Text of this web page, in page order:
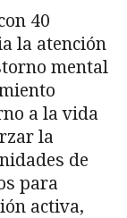
40
la atención
mental
a la vida
la
de
para
activa,